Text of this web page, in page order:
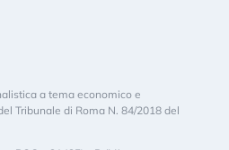
a tema economico e
Tribunale di Roma N. 84/2018 del